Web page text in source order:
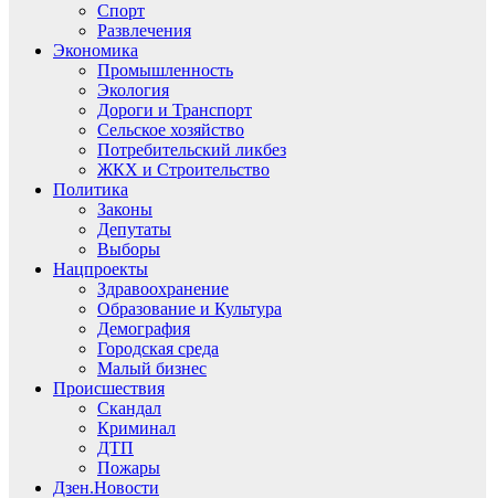
Спорт
Развлечения
Экономика
Промышленность
Экология
Дороги и Транспорт
Сельское хозяйство
Потребительский ликбез
ЖКХ и Строительство
Политика
Законы
Депутаты
Выборы
Нацпроекты
Здравоохранение
Образование и Культура
Демография
Городская среда
Малый бизнес
Происшествия
Скандал
Криминал
ДТП
Пожары
Дзен.Новости